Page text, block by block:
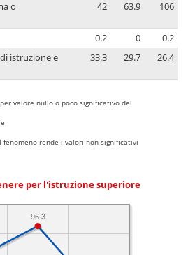
o
42 63.9 106
0.2 0
0.2
istruzione e
33.3 29.7 26.4
valore nullo o poco significativo del
fenomeno rende i valori non significativi
per l'istruzione superiore
96.3